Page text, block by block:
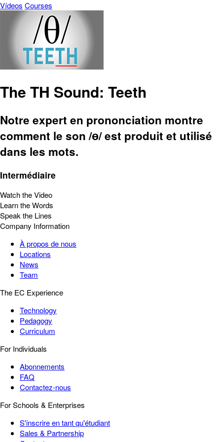
Vídeos Courses
The TH Sound: Teeth
Notre expert en prononciation montre
comment le son /ɵ/ est produit et utilisé
dans les mots.
Intermédiaire
Watch the Video
Learn the Words
Speak the Lines
Company Information
À propos de nous
Locations
News
Team
The EC Experience
Technology
Pedagogy
Curriculum
For Individuals
Abonnements
FAQ
Contactez-nous
For Schools & Enterprises
S'inscrire en tant qu'étudiant
Sales & Partnership